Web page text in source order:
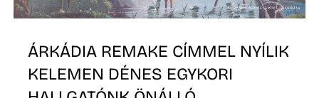
ÁRKÁDIA REMAKE CÍMMEL NYÍLIK
KELEMEN DÉNES EGYKORI